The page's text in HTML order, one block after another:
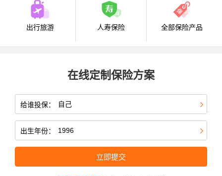
出行旅游 人寿保险 全部保险产品
在线定制保险方案
给谁投保：
出生年份：
立即提交